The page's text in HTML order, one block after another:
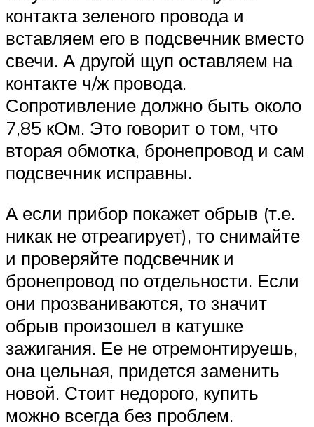
контакта зеленого провода и
вставляем его в подсвечник вместо
свечи. А другой щуп оставляем на
контакте ч/ж провода.
Сопротивление должно быть около
7,85 кОм. Это говорит о том, что
вторая обмотка, бронепровод и сам
подсвечник исправны.
А если прибор покажет обрыв (т.е.
никак не отреагирует), то снимайте
и проверяйте подсвечник и
бронепровод по отдельности. Если
они прозваниваются, то значит
обрыв произошел в катушке
зажигания. Ее не отремонтируешь,
она цельная, придется заменить
новой. Стоит недорого, купить
можно всегда без проблем.